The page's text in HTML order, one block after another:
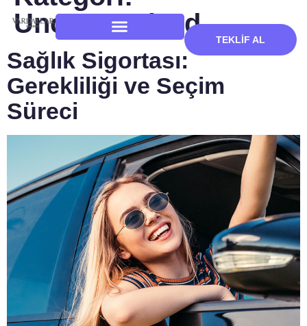
TEKLIF AL
Uncategorized
Sağlık Sigortası:
Gerekliliği ve Seçim
Süreci